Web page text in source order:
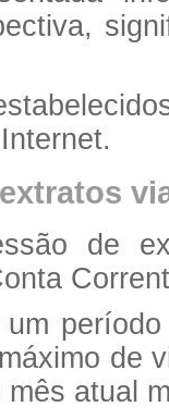
de
de
atual